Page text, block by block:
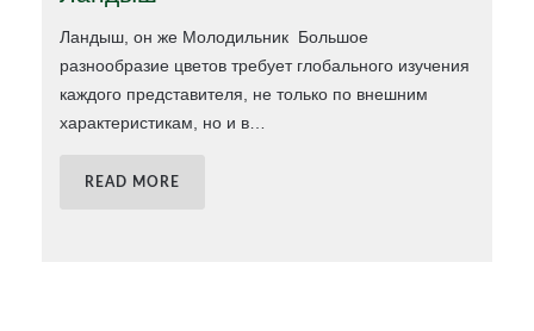
Ландыш, он же Молодильник Большое
разнообразие цветов требует глобального изучения
каждого представителя, не только по внешним
характеристикам, но и в
READ MORE